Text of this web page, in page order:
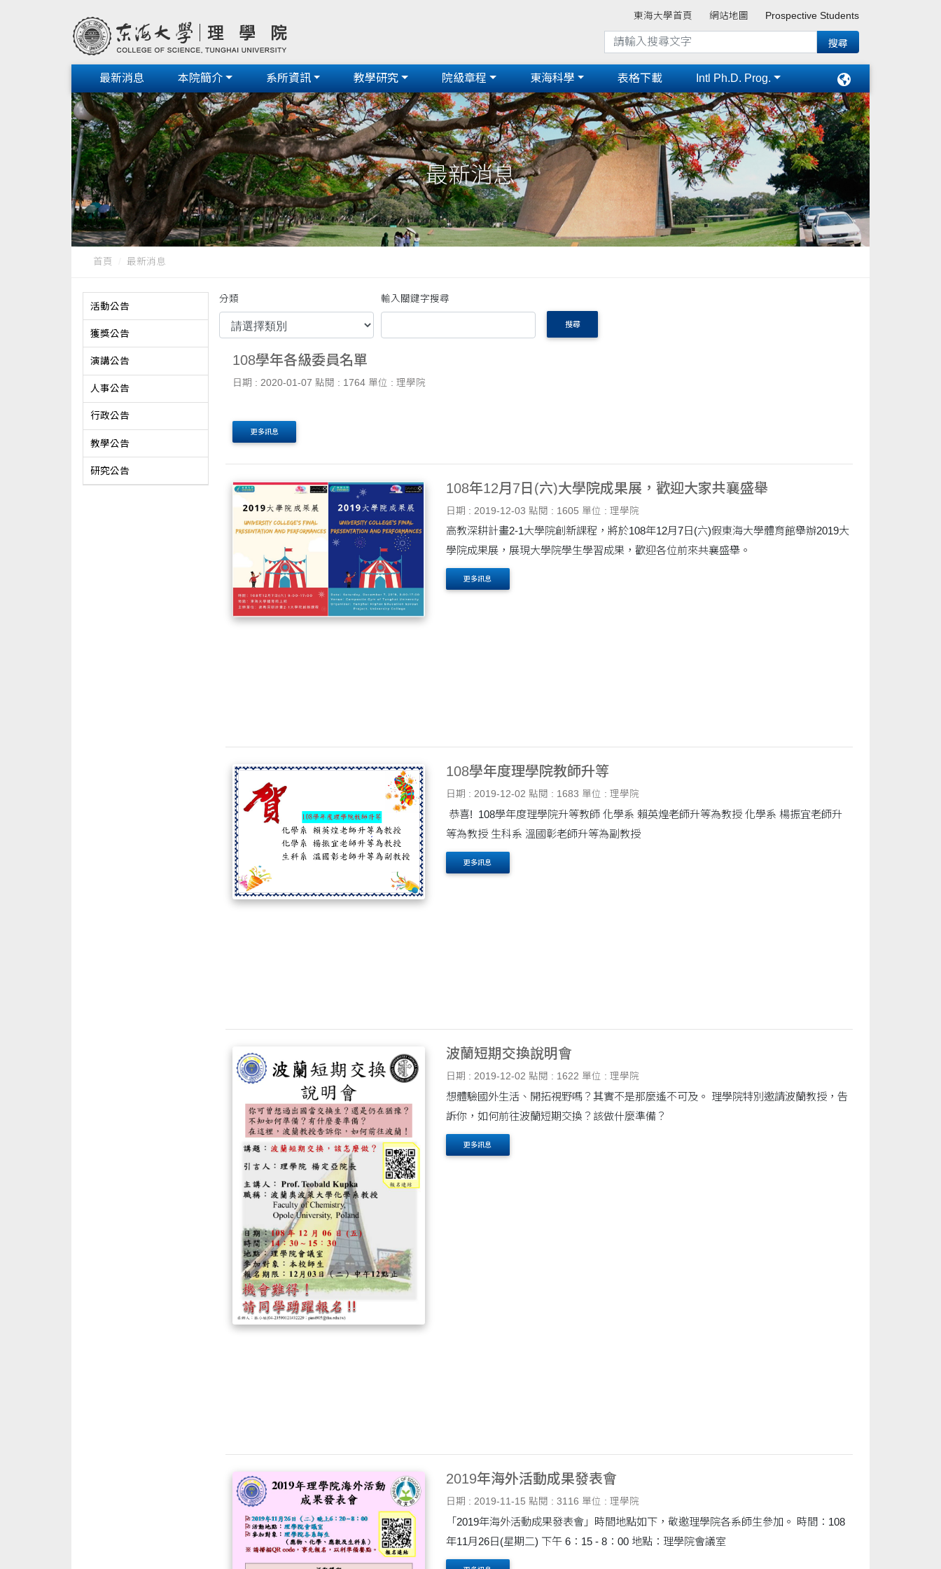
東海大學首頁 網站地圖 Prospective Students
最新消息 本院簡介 系所資訊 教學研究 院級章程 東海科學 表格下載 Intl Ph.D. Prog.
最新消息
首頁 最新消息
活動公告
獲獎公告
演講公告
人事公告
行政公告
教學公告
研究公告
分類 輸入關鍵字搜尋
搜尋
108學年各級委員名單
日期 : 2020-01-07 點閱 : 1764 單位 : 理學院
更多訊息
108年12月7日(六)大學院成果展，歡迎大家共襄盛舉
日期 : 2019-12-03 點閱 : 1605 單位 : 理學院
高教深耕計畫2-1大學院創新課程，將於108年12月7日(六)假東海大學體育館舉辦2019大
學院成果展，展現大學院學生學習成果，歡迎各位前來共襄盛舉。
更多訊息
108學年度理學院教師升等
日期 : 2019-12-02 點閱 : 1683 單位 : 理學院
恭喜! 108學年度理學院升等教師 化學系 賴英煌老師升等為教授 化學系 楊振宜老師升
等為教授 生科系 溫國彰老師升等為副教授
更多訊息
波蘭短期交換說明會
日期 : 2019-12-02 點閱 : 1622 單位 : 理學院
想體驗國外生活、開拓視野嗎？其實不是那麼遙不可及。 理學院特別邀請波蘭教授，告
訴你，如何前往波蘭短期交換？該做什麼準備？
更多訊息
2019年海外活動成果發表會
日期 : 2019-11-15 點閱 : 3116 單位 : 理學院
「2019年海外活動成果發表會」時間地點如下，敬邀理學院各系師生參加。 時間：108
年11月26日(星期二) 下午 6：15 - 8：00 地點：理學院會議室